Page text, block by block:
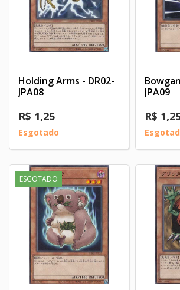
Holding Arms - DR02-
JPA08
R$ 1,25
Esgotado
JPA09
R$
ESGOTADO